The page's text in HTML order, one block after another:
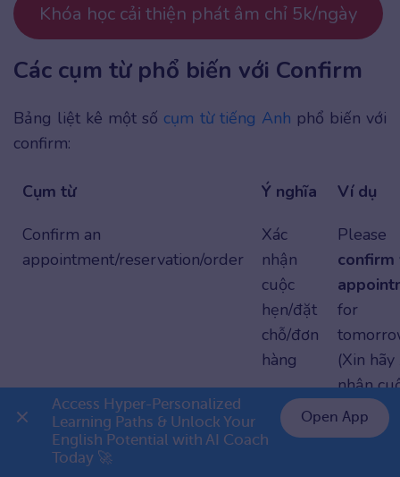
Khóa học cải thiện phát âm chỉ 5k/ngày
Các cụm từ phổ biến với Confirm
Bảng liệt kê một số cụm từ tiếng Anh phổ biến với
confirm:
Cụm từ Ý nghĩa
Ví dụ
Confirm an
appointment/reservation/order
Xác
nhận
cuộc
hẹn/đặt
chỗ/đơn
hàng
Please
confirm
for
(Xin hãy
nhận
hẹn
vào
👉 Premium 1 năm chỉ 799K
Access Hyper-Personalized
Learning Paths & Unlock Your
English Potential with AI Coach
Today 🚀
Open App